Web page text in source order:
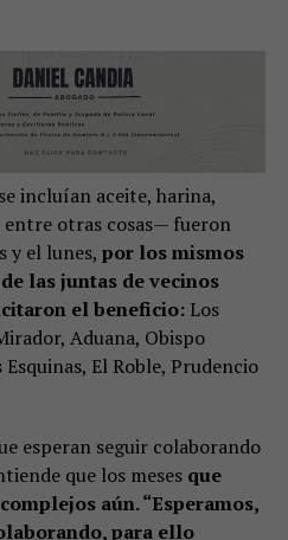
incluían aceite, harina,
entre otras cosas— fueron
y el lunes, por los mismos
las juntas de vecinos
el beneficio:Los
Aduana, Obispo
El Roble, Prudencio
esperan seguir colaborando
que los meses que
aún. “Esperamos,
para ello